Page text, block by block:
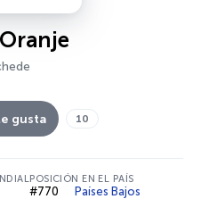
gusta 10
POSICIÓN EN EL PAÍS
#770 Países Bajos